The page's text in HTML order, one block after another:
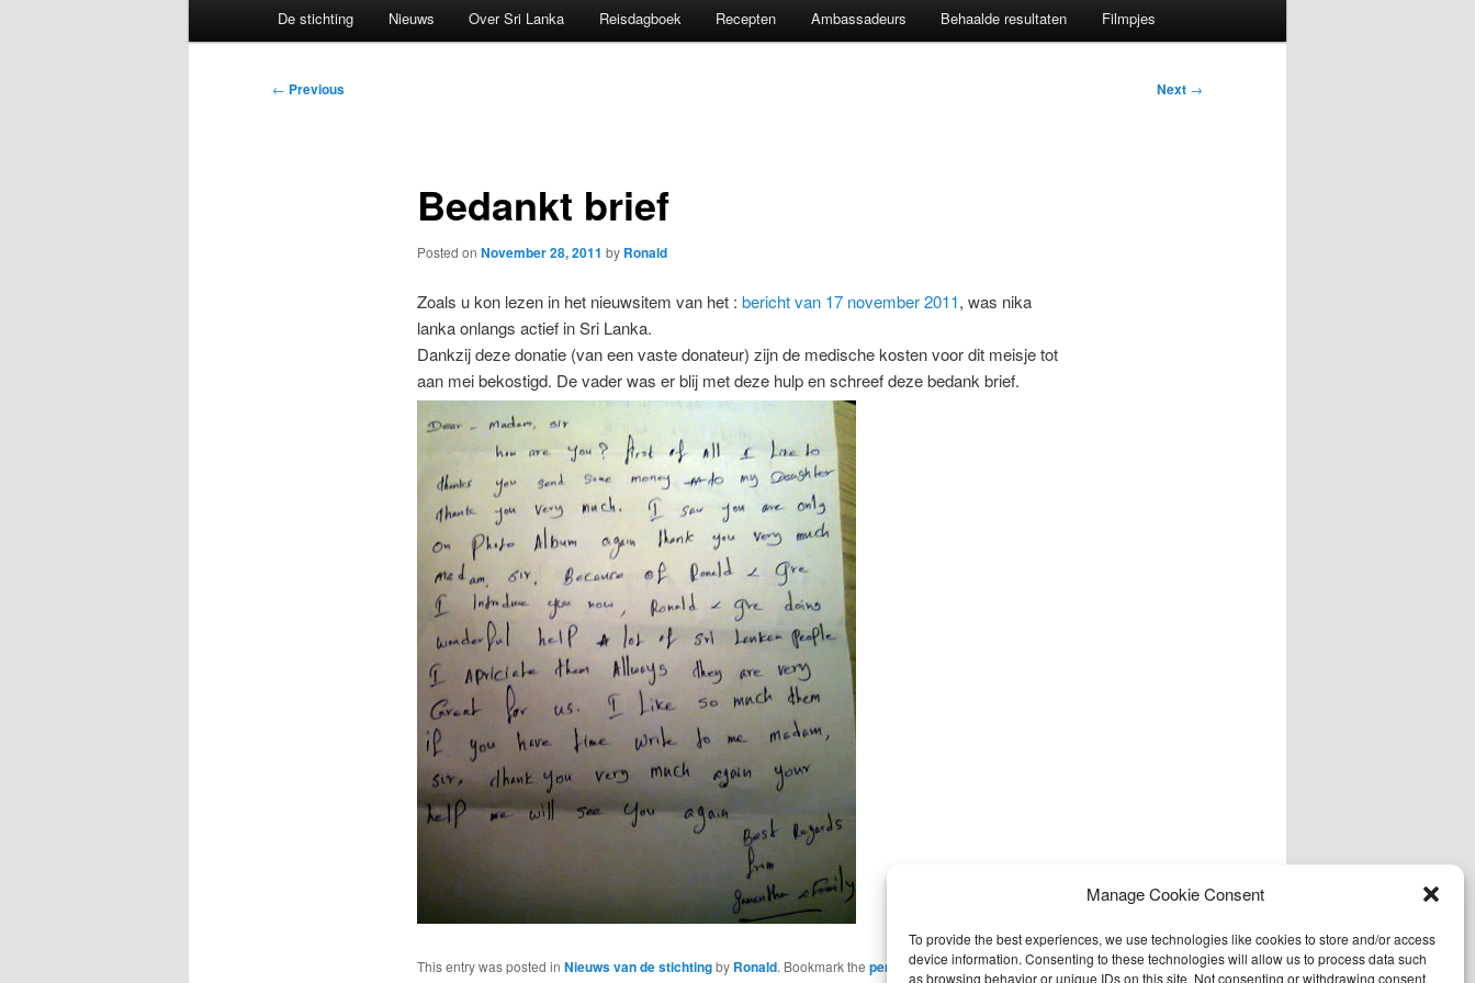
Manage Cookie Consent
To provide the best experiences, we use technologies like cookies to store and/or access
device information. Consenting to these technologies will allow us to process data such
as browsing behavior or unique IDs on this site. Not consenting or withdrawing consent,
De stichting Nieuws Over Sri Lanka Reisdagboek Recepten Ambassadeurs Behaalde resultaten Filmpjes
Post
← Previous Next →
Bedankt brief
Posted on November 28, 2011 by Ronald
Zoals u kon lezen in het nieuwsitem van het : bericht van 17 november 2011, was nika
lanka onlangs actief in Sri Lanka.
Dankzij deze donatie (van een vaste donateur) zijn de medische kosten voor dit meisje tot
aan mei bekostigd. De vader was er blij met deze hulp en schreef deze bedank brief.
This entry was posted in Nieuws van de stichtingby Ronald. Bookmark the permalink.